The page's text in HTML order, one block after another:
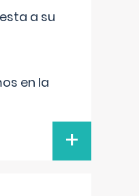
a su
en la
+